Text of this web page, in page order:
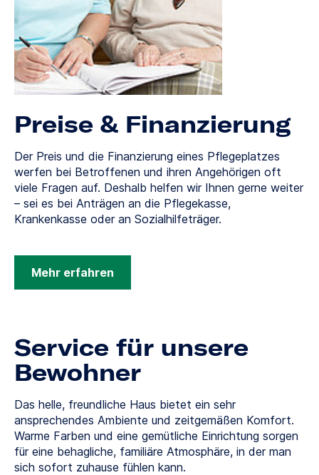
Preise & Finanzierung
Der Preis und die Finanzierung eines Pflegeplatzes
werfen bei Betroffenen und ihren Angehörigen oft
viele Fragen auf. Deshalb helfen wir Ihnen gerne weiter
– sei es bei Anträgen an die Pflegekasse,
Krankenkasse oder an Sozialhilfeträger.
Mehr erfahren
Service für unsere
Bewohner
Das helle, freundliche Haus bietet ein sehr
ansprechendes Ambiente und zeitgemäßen Komfort.
Warme Farben und eine gemütliche Einrichtung sorgen
für eine behagliche, familiäre Atmosphäre, in der man
sich sofort zuhause fühlen kann.